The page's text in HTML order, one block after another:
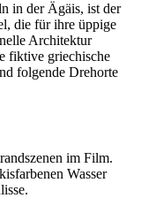
in der Ägäis, ist der
die für ihre üppige
Architektur
fiktive griechische
folgende Drehorte
im Film.
Wasser